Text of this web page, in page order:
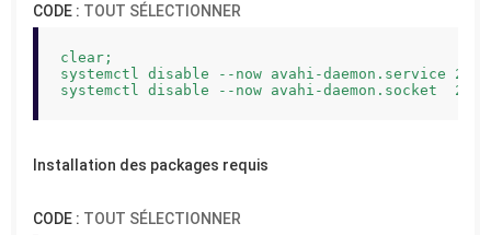
CODE : TOUT SÉLECTIONNER
clear;
systemctl disable --now avahi-daemon.service
systemctl disable --now avahi-daemon.socket
Installation des packages requis
CODE : TOUT SÉLECTIONNER